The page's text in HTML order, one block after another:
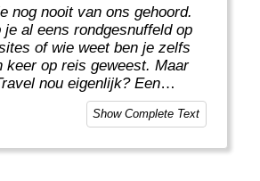
nog nooit van ons gehoord.
al eens rondgesnuffeld op
of wie weet ben je zelfs
keer op reis geweest. Maar
nou eigenlijk? Een
uit Leiden dekt de
niet. Een reisbedrijf met een
dan? Nou, het is
Show Complete Text